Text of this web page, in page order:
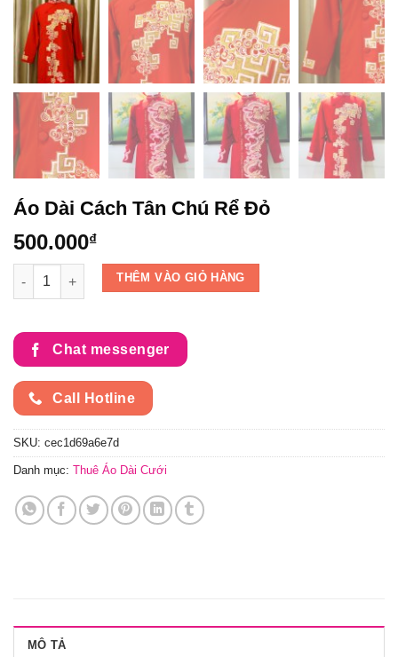
Áo Dài Cách Tân Chú Rể Đỏ
500.000₫
Áo Dài Cách Tân Chú Rể Đỏ số lượng
THÊM VÀO GIỎ HÀNG
Chat messenger
Call Hotline
SKU: cec1d69a6e7d
Danh mục: Thuê Áo Dài Cưới
MÔ TẢ